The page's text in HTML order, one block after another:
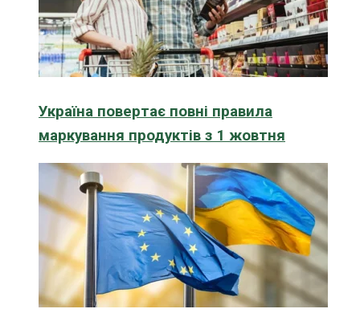
Україна повертає повні правила
маркування продуктів з 1 жовтня